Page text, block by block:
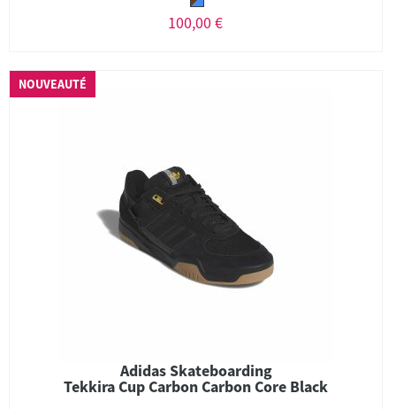
100,00 €
NOUVEAUTÉ
Adidas Skateboarding
Tekkira Cup Carbon Carbon Core Black